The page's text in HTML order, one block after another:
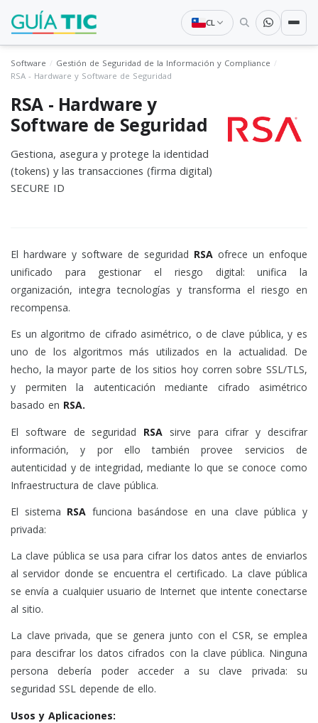
CL
Software
Gestión de Seguridad de la Información y Compliance
RSA - Hardware y Software de Seguridad
RSA - Hardware y
Software de Seguridad
Gestiona, asegura y protege la identidad
(tokens) y las transacciones (firma digital)
SECURE ID
El hardware y software de seguridad RSA ofrece un enfoque
unificado para gestionar el riesgo digital: unifica la
organización, integra tecnologías y transforma el riesgo en
recompensa.
Es un algoritmo de cifrado asimétrico, o de clave pública, y es
uno de los algoritmos más utilizados en la actualidad. De
hecho, la mayor parte de los sitios hoy corren sobre SSL/TLS,
y permiten la autenticación mediante cifrado asimétrico
basado en RSA.
El software de seguridad RSA sirve para cifrar y descifrar
información, y por ello también provee servicios de
autenticidad y de integridad, mediante lo que se conoce como
Infraestructura de clave pública.
El sistema RSA funciona basándose en una clave pública y
privada:
La clave pública se usa para cifrar los datos antes de enviarlos
al servidor donde se encuentra el certificado. La clave pública
se envía a cualquier usuario de Internet que intente conectarse
al sitio.
La clave privada, que se genera junto con el CSR, se emplea
para descifrar los datos cifrados con la clave pública. Ninguna
persona debería poder acceder a su clave privada: su
seguridad SSL depende de ello.
Usos y Aplicaciones: